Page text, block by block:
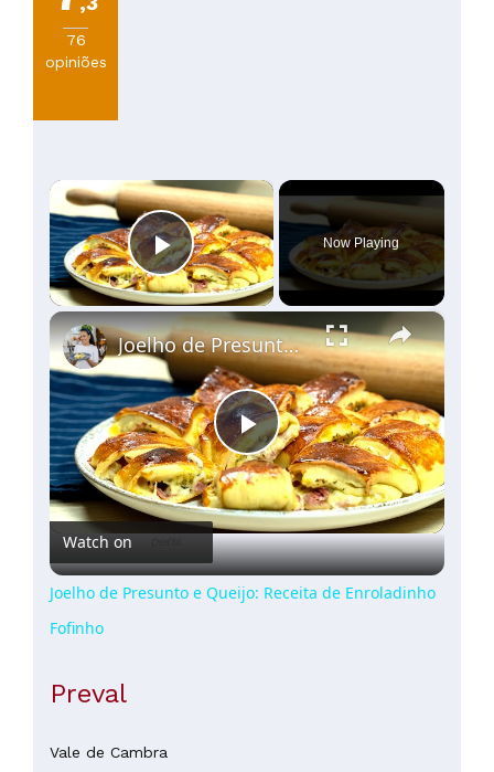
76
opiniões
×
Play Video
Now Playing
×
Play
Video
Joelho de Presunto e Queijo: Receita de Enroladinho Fofinho
Watch on
Joelho de Presunto e Queijo: Receita de Enroladinho
Fofinho
Preval
Vale de Cambra